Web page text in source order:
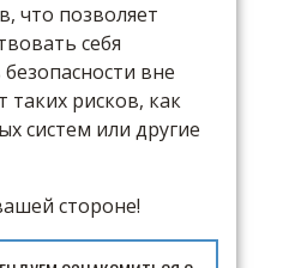
что позволяет
себя
вне
таких рисков, как
систем или другие
стороне!